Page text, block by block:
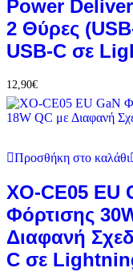
Power
2 Θύρες
USB-C σε
12,90€
Προσθήκη στο καλάθι
XO-CE05 EU
Φόρτισης
Διαφανή
C σε